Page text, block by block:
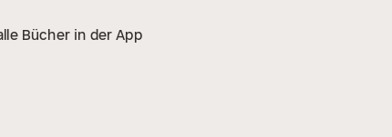
Bücher in der App